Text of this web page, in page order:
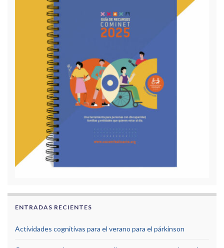
ENTRADAS RECIENTES
Actividades cognitivas para el verano para el párkinson